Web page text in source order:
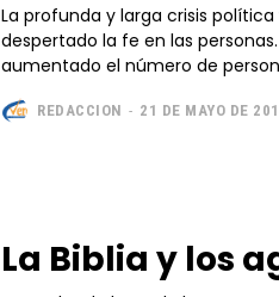
La profunda y larga crisis
despertado la fe en las
aumentado el número de
REDACCION - 21 DE MAYO DE
La Biblia y los